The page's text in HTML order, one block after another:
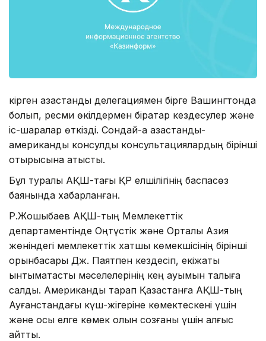
кірген қазақстандық делегациямен бірге Вашингтонда
болып, ресми өкілдермен бірқатар кездесулер және
іс-шаралар өткізді. Сондай-ақ қазақстандық-
американдық консулдық консультациялардың бірінші
отырысына қатысты.
Бұл туралы АҚШ-тағы ҚР елшілігінің баспасөз
баянында хабарланған.
Р.Жошыбаев АҚШ-тың Мемлекеттік
департаментінде Оңтүстік және Орталық Азия
жөніндегі мемлекеттік хатшы көмекшісінің бірінші
орынбасары Дж. Паятпен кездесіп, екіжақты
ынтымақтастық мәселелерінің кең ауқымын талқыға
салды. Американдық тарап Қазақстанға АҚШ-тың
Ауғанстандағы күш-жігеріне көмектескені үшін
және осы елге көмек қолын созғаны үшін алғыс
айтты.